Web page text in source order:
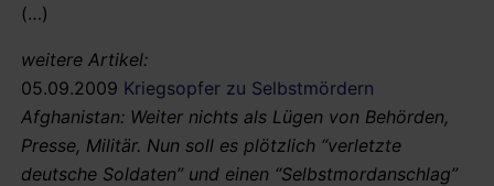
(…)
weitere Artikel:
05.09.2009 Kriegsopfer zu Selbstmördern
Afghanistan: Weiter nichts als Lügen von Behörden,
Presse, Militär. Nun soll es plötzlich “verletzte
deutsche Soldaten” und einen “Selbstmordanschlag”